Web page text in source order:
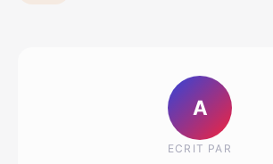
A
ECRIT PAR